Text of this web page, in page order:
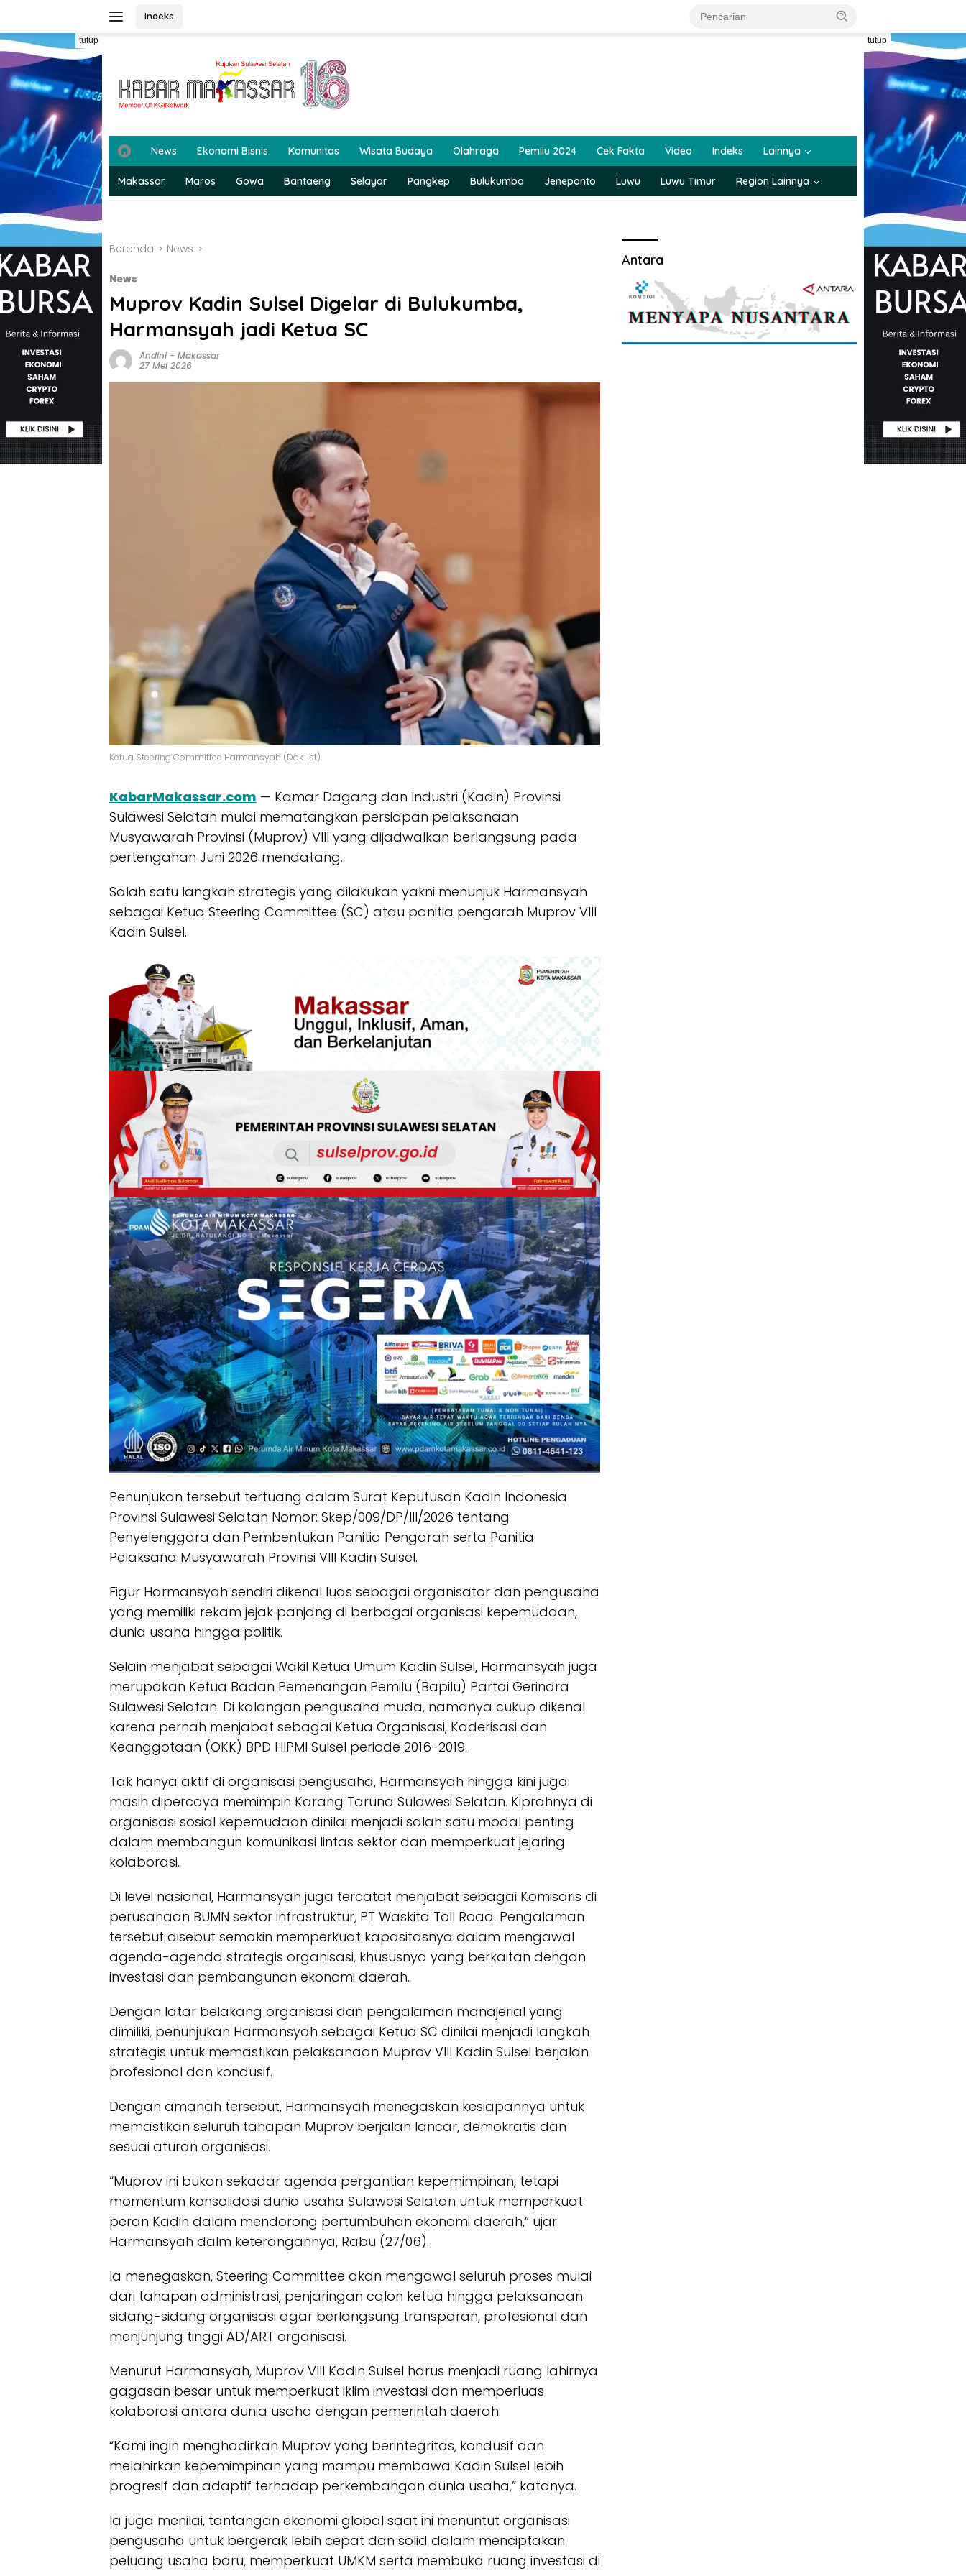
konten
Indeks
tutup tutup
H
o
m
e
News Ekonomi Bisnis Komunitas Wisata Budaya Olahraga Pemilu 2024 Cek Fakta Video Indeks Lainnya
Makassar Maros Gowa Bantaeng Selayar Pangkep Bulukumba Jeneponto Luwu Luwu Timur Region Lainnya
Beranda News
News
Muprov Kadin Sulsel Digelar di Bulukumba,
Harmansyah jadi Ketua SC
Andini- Makassar
27 Mei 2026
Ketua Steering Committee Harmansyah (Dok: Ist).
KabarMakassar.com — Kamar Dagang dan Industri (Kadin) Provinsi
Sulawesi Selatan mulai mematangkan persiapan pelaksanaan
Musyawarah Provinsi (Muprov) VIII yang dijadwalkan berlangsung pada
pertengahan Juni 2026 mendatang.
Salah satu langkah strategis yang dilakukan yakni menunjuk Harmansyah
sebagai Ketua Steering Committee (SC) atau panitia pengarah Muprov VIII
Kadin Sulsel.
Penunjukan tersebut tertuang dalam Surat Keputusan Kadin Indonesia
Provinsi Sulawesi Selatan Nomor: Skep/009/DP/III/2026 tentang
Penyelenggara dan Pembentukan Panitia Pengarah serta Panitia
Pelaksana Musyawarah Provinsi VIII Kadin Sulsel.
Figur Harmansyah sendiri dikenal luas sebagai organisator dan pengusaha
yang memiliki rekam jejak panjang di berbagai organisasi kepemudaan,
dunia usaha hingga politik.
Selain menjabat sebagai Wakil Ketua Umum Kadin Sulsel, Harmansyah juga
merupakan Ketua Badan Pemenangan Pemilu (Bapilu) Partai Gerindra
Sulawesi Selatan. Di kalangan pengusaha muda, namanya cukup dikenal
karena pernah menjabat sebagai Ketua Organisasi, Kaderisasi dan
Keanggotaan (OKK) BPD HIPMI Sulsel periode 2016-2019.
Tak hanya aktif di organisasi pengusaha, Harmansyah hingga kini juga
masih dipercaya memimpin Karang Taruna Sulawesi Selatan. Kiprahnya di
organisasi sosial kepemudaan dinilai menjadi salah satu modal penting
dalam membangun komunikasi lintas sektor dan memperkuat jejaring
kolaborasi.
Di level nasional, Harmansyah juga tercatat menjabat sebagai Komisaris di
perusahaan BUMN sektor infrastruktur, PT Waskita Toll Road. Pengalaman
tersebut disebut semakin memperkuat kapasitasnya dalam mengawal
agenda-agenda strategis organisasi, khususnya yang berkaitan dengan
investasi dan pembangunan ekonomi daerah.
Dengan latar belakang organisasi dan pengalaman manajerial yang
dimiliki, penunjukan Harmansyah sebagai Ketua SC dinilai menjadi langkah
strategis untuk memastikan pelaksanaan Muprov VIII Kadin Sulsel berjalan
profesional dan kondusif.
Dengan amanah tersebut, Harmansyah menegaskan kesiapannya untuk
memastikan seluruh tahapan Muprov berjalan lancar, demokratis dan
sesuai aturan organisasi.
“Muprov ini bukan sekadar agenda pergantian kepemimpinan, tetapi
momentum konsolidasi dunia usaha Sulawesi Selatan untuk memperkuat
peran Kadin dalam mendorong pertumbuhan ekonomi daerah,” ujar
Harmansyah dalm keterangannya, Rabu (27/06).
Ia menegaskan, Steering Committee akan mengawal seluruh proses mulai
dari tahapan administrasi, penjaringan calon ketua hingga pelaksanaan
sidang-sidang organisasi agar berlangsung transparan, profesional dan
menjunjung tinggi AD/ART organisasi.
Menurut Harmansyah, Muprov VIII Kadin Sulsel harus menjadi ruang lahirnya
gagasan besar untuk memperkuat iklim investasi dan memperluas
kolaborasi antara dunia usaha dengan pemerintah daerah.
“Kami ingin menghadirkan Muprov yang berintegritas, kondusif dan
melahirkan kepemimpinan yang mampu membawa Kadin Sulsel lebih
progresif dan adaptif terhadap perkembangan dunia usaha,” katanya.
Ia juga menilai, tantangan ekonomi global saat ini menuntut organisasi
pengusaha untuk bergerak lebih cepat dan solid dalam menciptakan
peluang usaha baru, memperkuat UMKM serta membuka ruang investasi di
Antara